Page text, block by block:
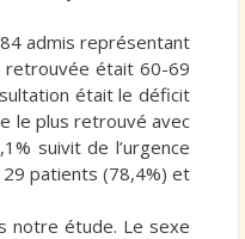
admis représentant
retrouvée était 60-69
était le déficit
le plus retrouvé avec
suivit de l’urgence
29 patients (78,4%) et
notre étude. Le sexe